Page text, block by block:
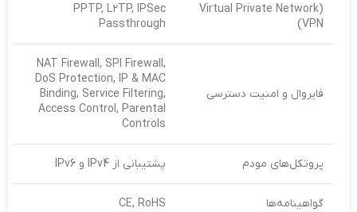
(Virtual Private Network
(VPN
PPTP, L2TP, IPSec
Passthrough
فایروال و امنیت دسترسی
NAT Firewall, SPI Firewall,
DoS Protection, IP & MAC
Binding, Service Filtering,
Access Control, Parental
Controls
پروتکل‌های مودم پشتیبانی از IPv4 و IPv6
گواهینامه‌‌ها CE, RoHS